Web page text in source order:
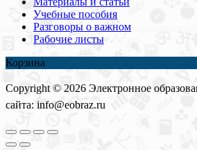
Учебные пособия
Разговоры о важном
Рабочие листы
Корзина
Copyright © 2026 Электронное
сайта: info@eobraz.ru